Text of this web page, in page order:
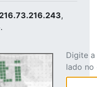
216.73.216.243,
Digite
lado no